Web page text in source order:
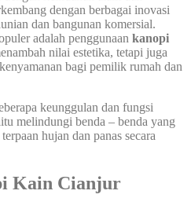
dengan berbagai inovasi
dan bangunan komersial.
adalah penggunaan kanopi
nilai estetika, tetapi juga
bagi pemilik rumah dan
keunggulan dan fungsi
melindungi benda – benda yang
hujan dan panas secara
Kain Cianjur